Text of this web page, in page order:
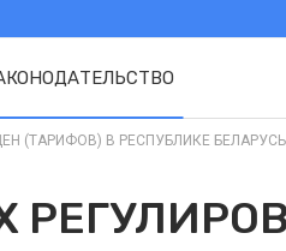
В РЕСПУБЛИКЕ БЕЛАРУСЬ.